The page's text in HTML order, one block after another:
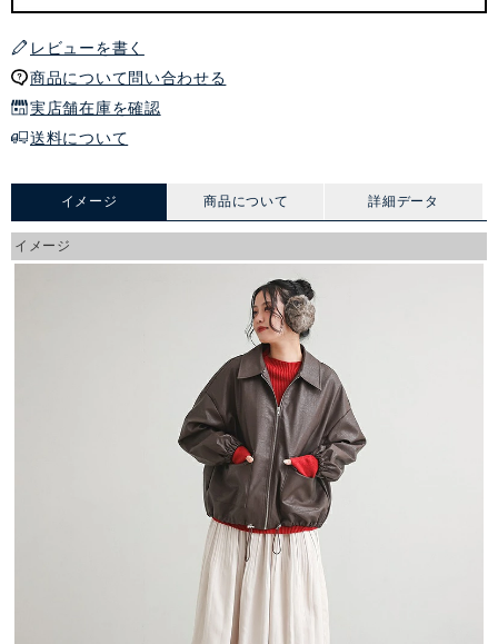
レビューを書く
商品について問い合わせる
実店舗在庫を確認
送料について
イメージ 商品について 詳細データ
イメージ